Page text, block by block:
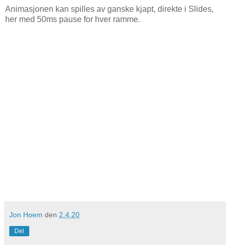
Animasjonen kan spilles av ganske kjapt, direkte i Slides,
her med 50ms pause for hver ramme.
Jon Hoem den 2.4.20
Del